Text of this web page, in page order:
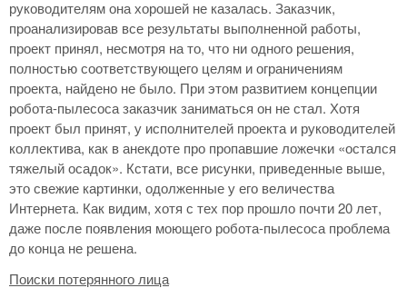
руководителям она хорошей не казалась. Заказчик,
проанализировав все результаты выполненной работы,
проект принял, несмотря на то, что ни одного решения,
полностью соответствующего целям и ограничениям
проекта, найдено не было. При этом развитием концепции
робота-пылесоса заказчик заниматься он не стал. Хотя
проект был принят, у исполнителей проекта и руководителей
коллектива, как в анекдоте про пропавшие ложечки «остался
тяжелый осадок». Кстати, все рисунки, приведенные выше,
это свежие картинки, одолженные у его величества
Интернета. Как видим, хотя с тех пор прошло почти 20 лет,
даже после появления моющего робота-пылесоса проблема
до конца не решена.
Поиски потерянного лица